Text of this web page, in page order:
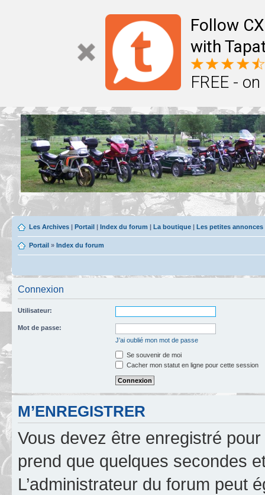
Follow
with
FREE -
Les Archives | Portail | Index du forum | La boutique | Les petites
Portail » Index du forum
Connexion
Utilisateur:
Mot de passe:
J’ai oublié mon mot de passe
Se souvenir de moi
Cacher mon statut en ligne pour cette session
M’ENREGISTRER
Vous devez être enregistré
prend que quelques secondes
L’administrateur du forum peut